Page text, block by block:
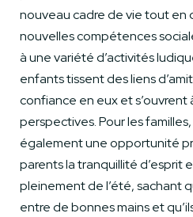
nouveau cadre de vie tout
nouvelles compétences
à une variété d’activités
enfants tissent des liens
confiance en eux et s’ouvrent
perspectives. Pour les
également une opportunité
parents la tranquillité d’esprit
pleinement de l’été, sachant
entre de bonnes mains et